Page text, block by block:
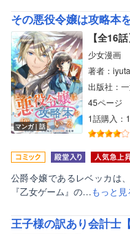
その悪役令嬢は攻略本
マンガ｜話
【全16話
少女漫画
著者：
出版社：
45ページ
1話購入：
公爵令嬢であるレベッカは
『乙女ゲーム』の…もっと見
王子様の訳あり会計士